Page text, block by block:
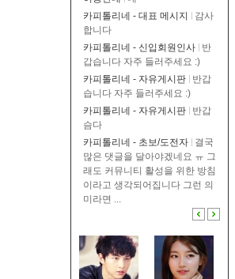
카피톨리네 - 대표 메시지
감사
합니다
카피톨리네 - 신입회원인사
반
갑습니다 자주 들러주세요 :)
카피톨리네 - 자유게시판
반갑
습니다 자주 들러주세요 :)
카피톨리네 - 자유게시판
반갑
슴다
카피톨리네 - 초보/도전자
결국
많은 댓글을 달아야겠네요 ㅠ 그
래도 커뮤니티 활성을 위한 방침
이라고 생각되어집니다 그런 의
미라면 ...